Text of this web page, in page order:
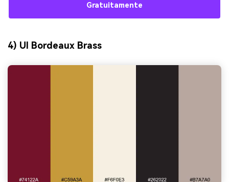
Gratuitamente
4) UI Bordeaux Brass